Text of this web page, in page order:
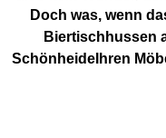
Doch was, wenn
Biertischhussen
SchönheideIhren